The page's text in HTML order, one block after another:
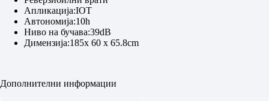
Апликација:IOT
Автономија:10h
Ниво на бучава:39dB
Димензија:185x 60 x 65.8cm
Дополнителни информации